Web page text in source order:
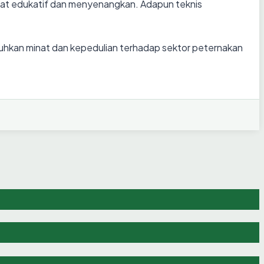
edukatif dan menyenangkan. Adapun teknis
minat dan kepedulian terhadap sektor peternakan
Tahun 2026